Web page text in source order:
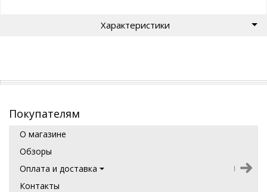
Характеристики
Покупателям
О магазине
Обзоры
Оплата и доставка
Контакты